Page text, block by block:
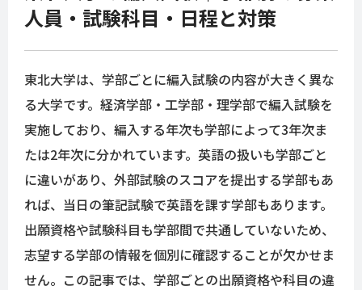
人員・試験科目・日程と対策
東北大学は、学部ごとに編入試験の内容が大きく異な
る大学です。経済学部・工学部・理学部で編入試験を
実施しており、編入する年次も学部によって3年次ま
たは2年次に分かれています。英語の扱いも学部ごと
に違いがあり、外部試験のスコアを提出する学部もあ
れば、当日の筆記試験で英語を課す学部もあります。
出願資格や試験科目も学部間で共通していないため、
志望する学部の情報を個別に確認することが欠かせま
せん。この記事では、学部ごとの出願資格や科目の違